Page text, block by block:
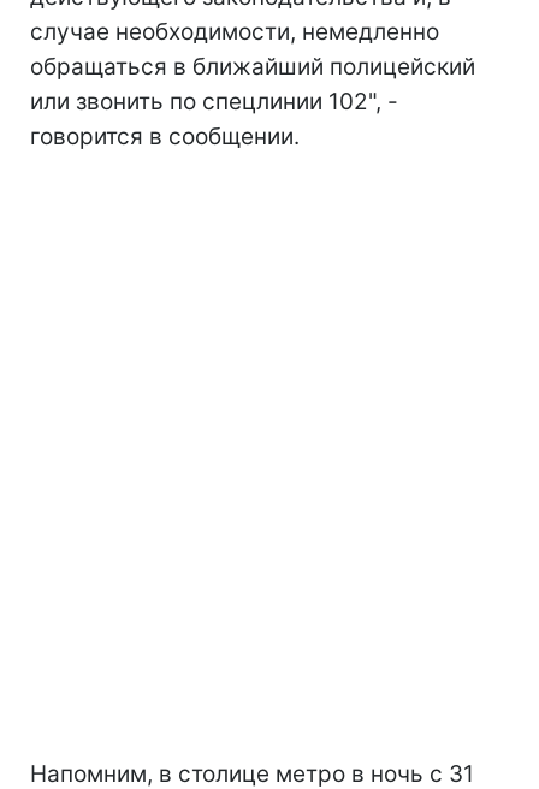
случае необходимости, немедленно
обращаться в ближайший полицейский
или звонить по спецлинии 102", -
говорится в сообщении.
Напомним, в столице метро в ночь с 31